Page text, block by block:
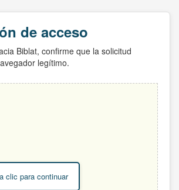
de acceso
Biblat, confirme que la solicitud
legítimo.
clic para continuar